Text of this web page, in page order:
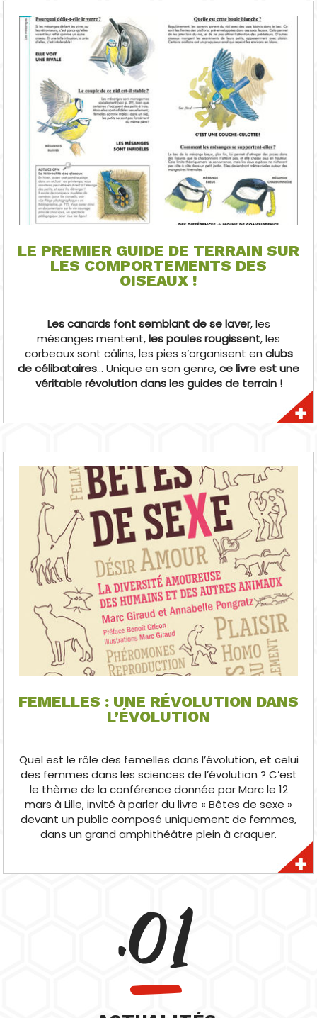
LE PREMIER GUIDE DE TERRAIN SUR
LES COMPORTEMENTS DES
OISEAUX !
Les canards font semblant de se laver, les
mésanges mentent,les poules rougissent, les
corbeaux sont câlins, les pies s’organisent en clubs
de célibataires… Unique en son genre,ce livre est une
véritable révolution dans les guides de terrain !
FEMELLES : UNE RÉVOLUTION DANS
L’ÉVOLUTION
Quel est le rôle des femelles dans l’évolution, et celui
des femmes dans les sciences de l’évolution ? C’est
le thème de la conférence donnée par Marc le 12
mars à Lille, invité à parler du livre « Bêtes de sexe »
devant un public composé uniquement de femmes,
dans un grand amphithéâtre plein à craquer.
.01